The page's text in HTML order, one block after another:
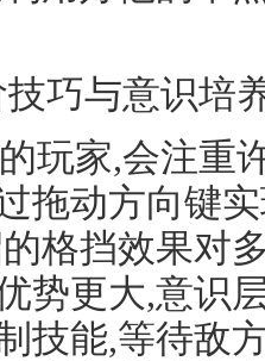
巧与意识培
玩家,会注重
拖动方向键
格挡效果对
势更大,意识
技能,等待敌